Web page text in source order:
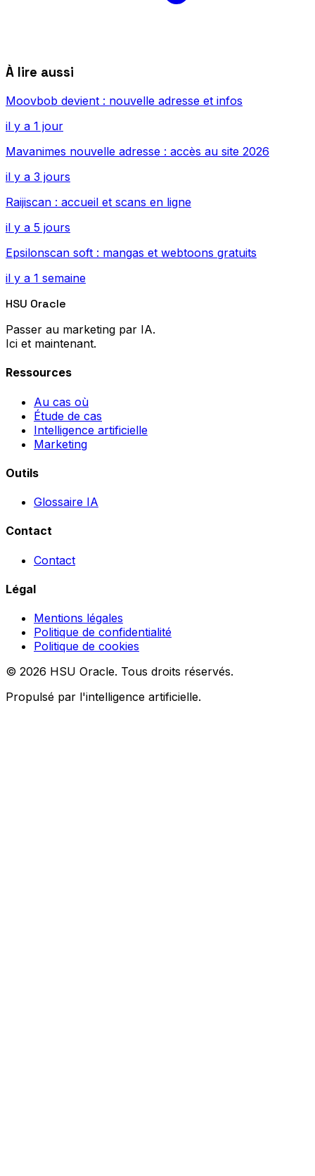
À lire aussi
Moovbob devient : nouvelle adresse et infos
il y a 1 jour
Mavanimes nouvelle adresse : accès au site 2026
il y a 3 jours
Raijiscan : accueil et scans en ligne
il y a 5 jours
Epsilonscan soft : mangas et webtoons gratuits
il y a 1 semaine
HSU Oracle
Passer au marketing par IA.
Ici et maintenant.
Ressources
Au cas où
Étude de cas
Intelligence artificielle
Marketing
Outils
Glossaire IA
Contact
Contact
Légal
Mentions légales
Politique de confidentialité
Politique de cookies
© 2026 HSU Oracle. Tous droits réservés.
Propulsé par l'intelligence artificielle.